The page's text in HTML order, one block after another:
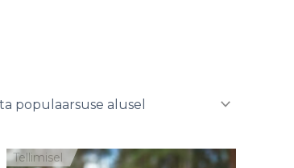
Tellimisel
Hinnavahemik: